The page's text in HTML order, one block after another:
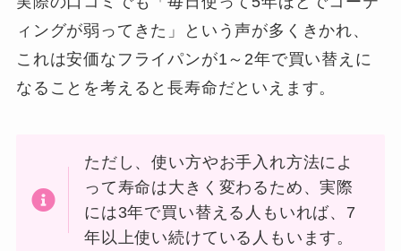
ィングが弱ってきた」という声が多くきかれ、
これは安価なフライパンが1～2年で買い替えに
なることを考えると長寿命だといえます。
ただし、使い方やお手入れ方法によ
って寿命は大きく変わるため、実際
には3年で買い替える人もいれば、7
年以上使い続けている人もいます。